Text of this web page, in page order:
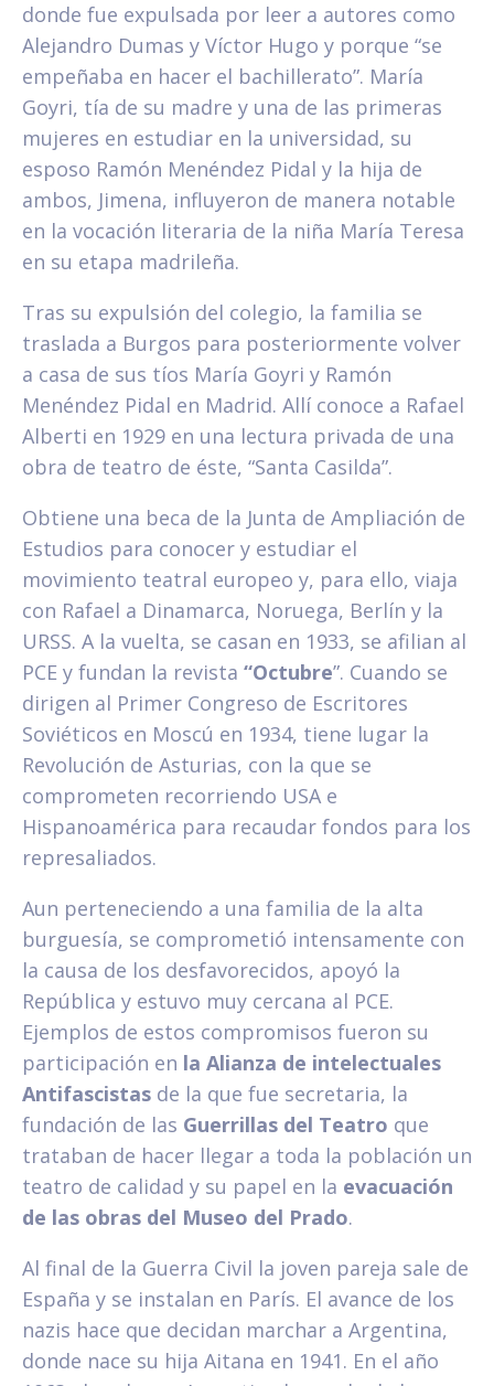
donde fue expulsada por leer a autores como
Alejandro Dumas y Víctor Hugo y porque “se
empeñaba en hacer el bachillerato”. María
Goyri, tía de su madre y una de las primeras
mujeres en estudiar en la universidad, su
esposo Ramón Menéndez Pidal y la hija de
ambos, Jimena, influyeron de manera notable
en la vocación literaria de la niña María Teresa
en su etapa madrileña.
Tras su expulsión del colegio, la familia se
traslada a Burgos para posteriormente volver
a casa de sus tíos María Goyri y Ramón
Menéndez Pidal en Madrid. Allí conoce a Rafael
Alberti en 1929 en una lectura privada de una
obra de teatro de éste, “Santa Casilda”.
Obtiene una beca de la Junta de Ampliación de
Estudios para conocer y estudiar el
movimiento teatral europeo y, para ello, viaja
con Rafael a Dinamarca, Noruega, Berlín y la
URSS. A la vuelta, se casan en 1933, se afilian al
PCE y fundan la revista “Octubre”. Cuando se
dirigen al Primer Congreso de Escritores
Soviéticos en Moscú en 1934, tiene lugar la
Revolución de Asturias, con la que se
comprometen recorriendo USA e
Hispanoamérica para recaudar fondos para los
represaliados.
Aun perteneciendo a una familia de la alta
burguesía, se comprometió intensamente con
la causa de los desfavorecidos, apoyó la
República y estuvo muy cercana al PCE.
Ejemplos de estos compromisos fueron su
participación en la Alianza de intelectuales
Antifascistas de la que fue secretaria, la
fundación de las Guerrillas del Teatro que
trataban de hacer llegar a toda la población un
teatro de calidad y su papel en la evacuación
de las obras del Museo del Prado.
Al final de la Guerra Civil la joven pareja sale de
España y se instalan en París. El avance de los
nazis hace que decidan marchar a Argentina,
donde nace su hija Aitana en 1941. En el año